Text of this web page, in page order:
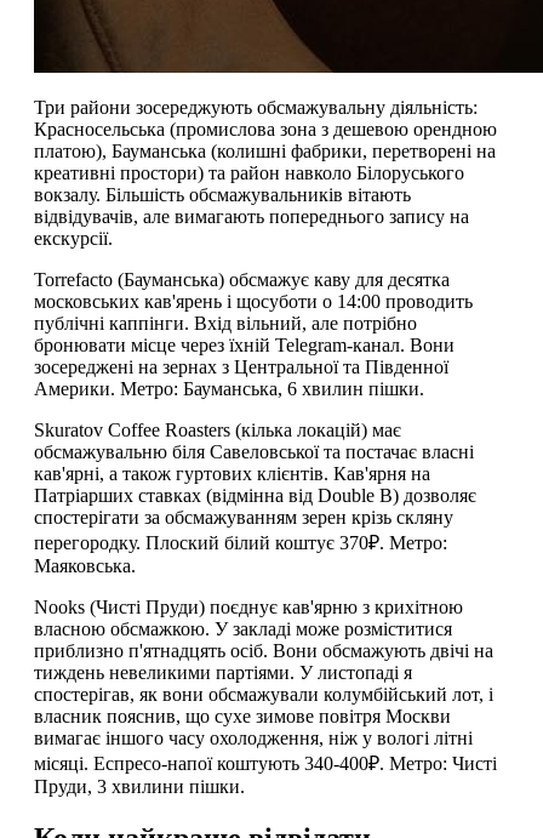
Три райони зосереджують обсмажувальну діяльність:
Красносельська (промислова зона з дешевою орендною
платою), Бауманська (колишні фабрики, перетворені на
креативні простори) та район навколо Білоруського
вокзалу. Більшість обсмажувальників вітають
відвідувачів, але вимагають попереднього запису на
екскурсії.
Torrefacto (Бауманська) обсмажує каву для десятка
московських кав'ярень і щосуботи о 14:00 проводить
публічні каппінги. Вхід вільний, але потрібно
бронювати місце через їхній Telegram-канал. Вони
зосереджені на зернах з Центральної та Південної
Америки. Метро: Бауманська, 6 хвилин пішки.
Skuratov Coffee Roasters (кілька локацій) має
обсмажувальню біля Савеловської та постачає власні
кав'ярні, а також гуртових клієнтів. Кав'ярня на
Патріарших ставках (відмінна від Double B) дозволяє
спостерігати за обсмажуванням зерен крізь скляну
перегородку. Плоский білий коштує 370₽. Метро:
Маяковська.
Nooks (Чисті Пруди) поєднує кав'ярню з крихітною
власною обсмажкою. У закладі може розміститися
приблизно п'ятнадцять осіб. Вони обсмажують двічі на
тиждень невеликими партіями. У листопаді я
спостерігав, як вони обсмажували колумбійський лот, і
власник пояснив, що сухе зимове повітря Москви
вимагає іншого часу охолодження, ніж у вологі літні
місяці. Еспресо-напої коштують 340-400₽. Метро: Чисті
Пруди, 3 хвилини пішки.